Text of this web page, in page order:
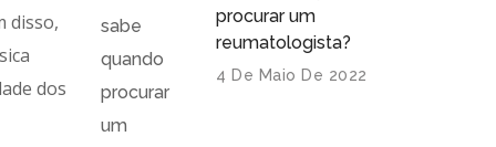
disso,
dos
procurar um
reumatologista?
4 De Maio De 2022